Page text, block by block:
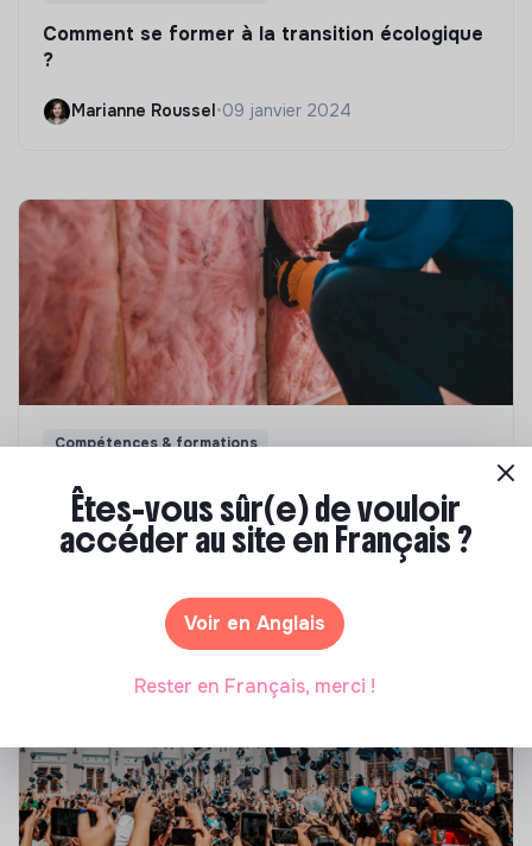
Comment se former à la transition écologique
?
Marianne Roussel •09 janvier 2024
Compétences & formations
Top 8 des formations en rénovation
énergétique des bâtiments
Êtes-vous sûr(e) de vouloir
accéder au site en Français ?
Voir en Anglais
Rester en Français, merci !